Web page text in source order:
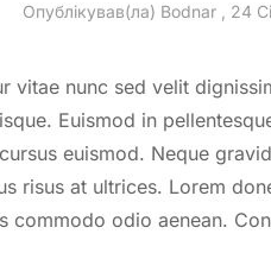
Опублікував(ла) Bodnar 24
vitae nunc sed velit
Euismod in
euismod. Neque
risus at ultrices. Lorem
commodo odio aenean.